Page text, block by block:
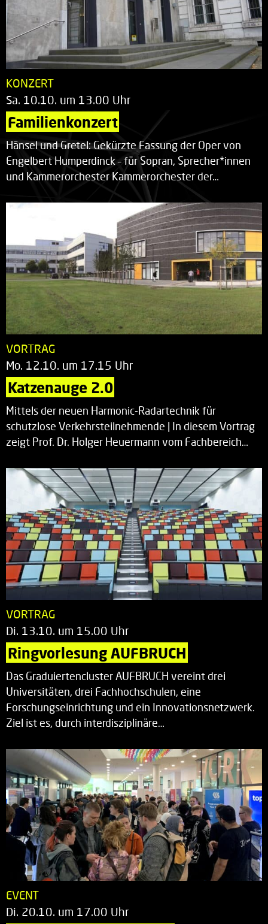
KONZERT
Sa. 10.10. um 13.00 Uhr
Familienkonzert
Hänsel und Gretel: Gekürzte Fassung der Oper von
Engelbert Humperdinck – für Sopran, Sprecher*innen
und Kammerorchester Kammerorchester der…
VORTRAG
Mo. 12.10. um 17.15 Uhr
Katzenauge 2.0
Mittels der neuen Harmonic-Radartechnik für
schutzlose Verkehrsteilnehmende | In diesem Vortrag
zeigt Prof. Dr. Holger Heuermann vom Fachbereich…
VORTRAG
Di. 13.10. um 15.00 Uhr
Ringvorlesung AUFBRUCH
Das Graduiertencluster AUFBRUCH vereint drei
Universitäten, drei Fachhochschulen, eine
Forschungseinrichtung und ein Innovationsnetzwerk.
Ziel ist es, durch interdisziplinäre…
EVENT
Di. 20.10. um 17.00 Uhr